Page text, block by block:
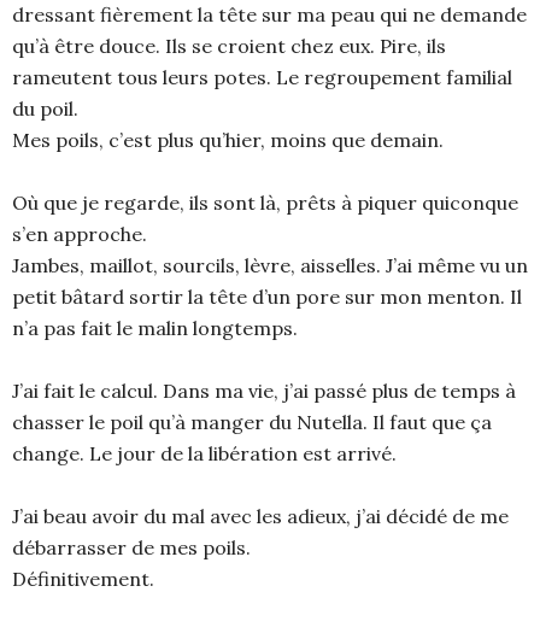
dressant fièrement la tête sur ma peau qui ne demande
qu’à être douce. Ils se croient chez eux. Pire, ils
rameutent tous leurs potes. Le regroupement familial
du poil.
Mes poils, c’est plus qu’hier, moins que demain.
Où que je regarde, ils sont là, prêts à piquer quiconque
s’en approche.
Jambes, maillot, sourcils, lèvre, aisselles. J’ai même vu un
petit bâtard sortir la tête d’un pore sur mon menton. Il
n’a pas fait le malin longtemps.
J’ai fait le calcul. Dans ma vie, j’ai passé plus de temps à
chasser le poil qu’à manger du Nutella. Il faut que ça
change. Le jour de la libération est arrivé.
J’ai beau avoir du mal avec les adieux, j’ai décidé de me
débarrasser de mes poils.
Définitivement.